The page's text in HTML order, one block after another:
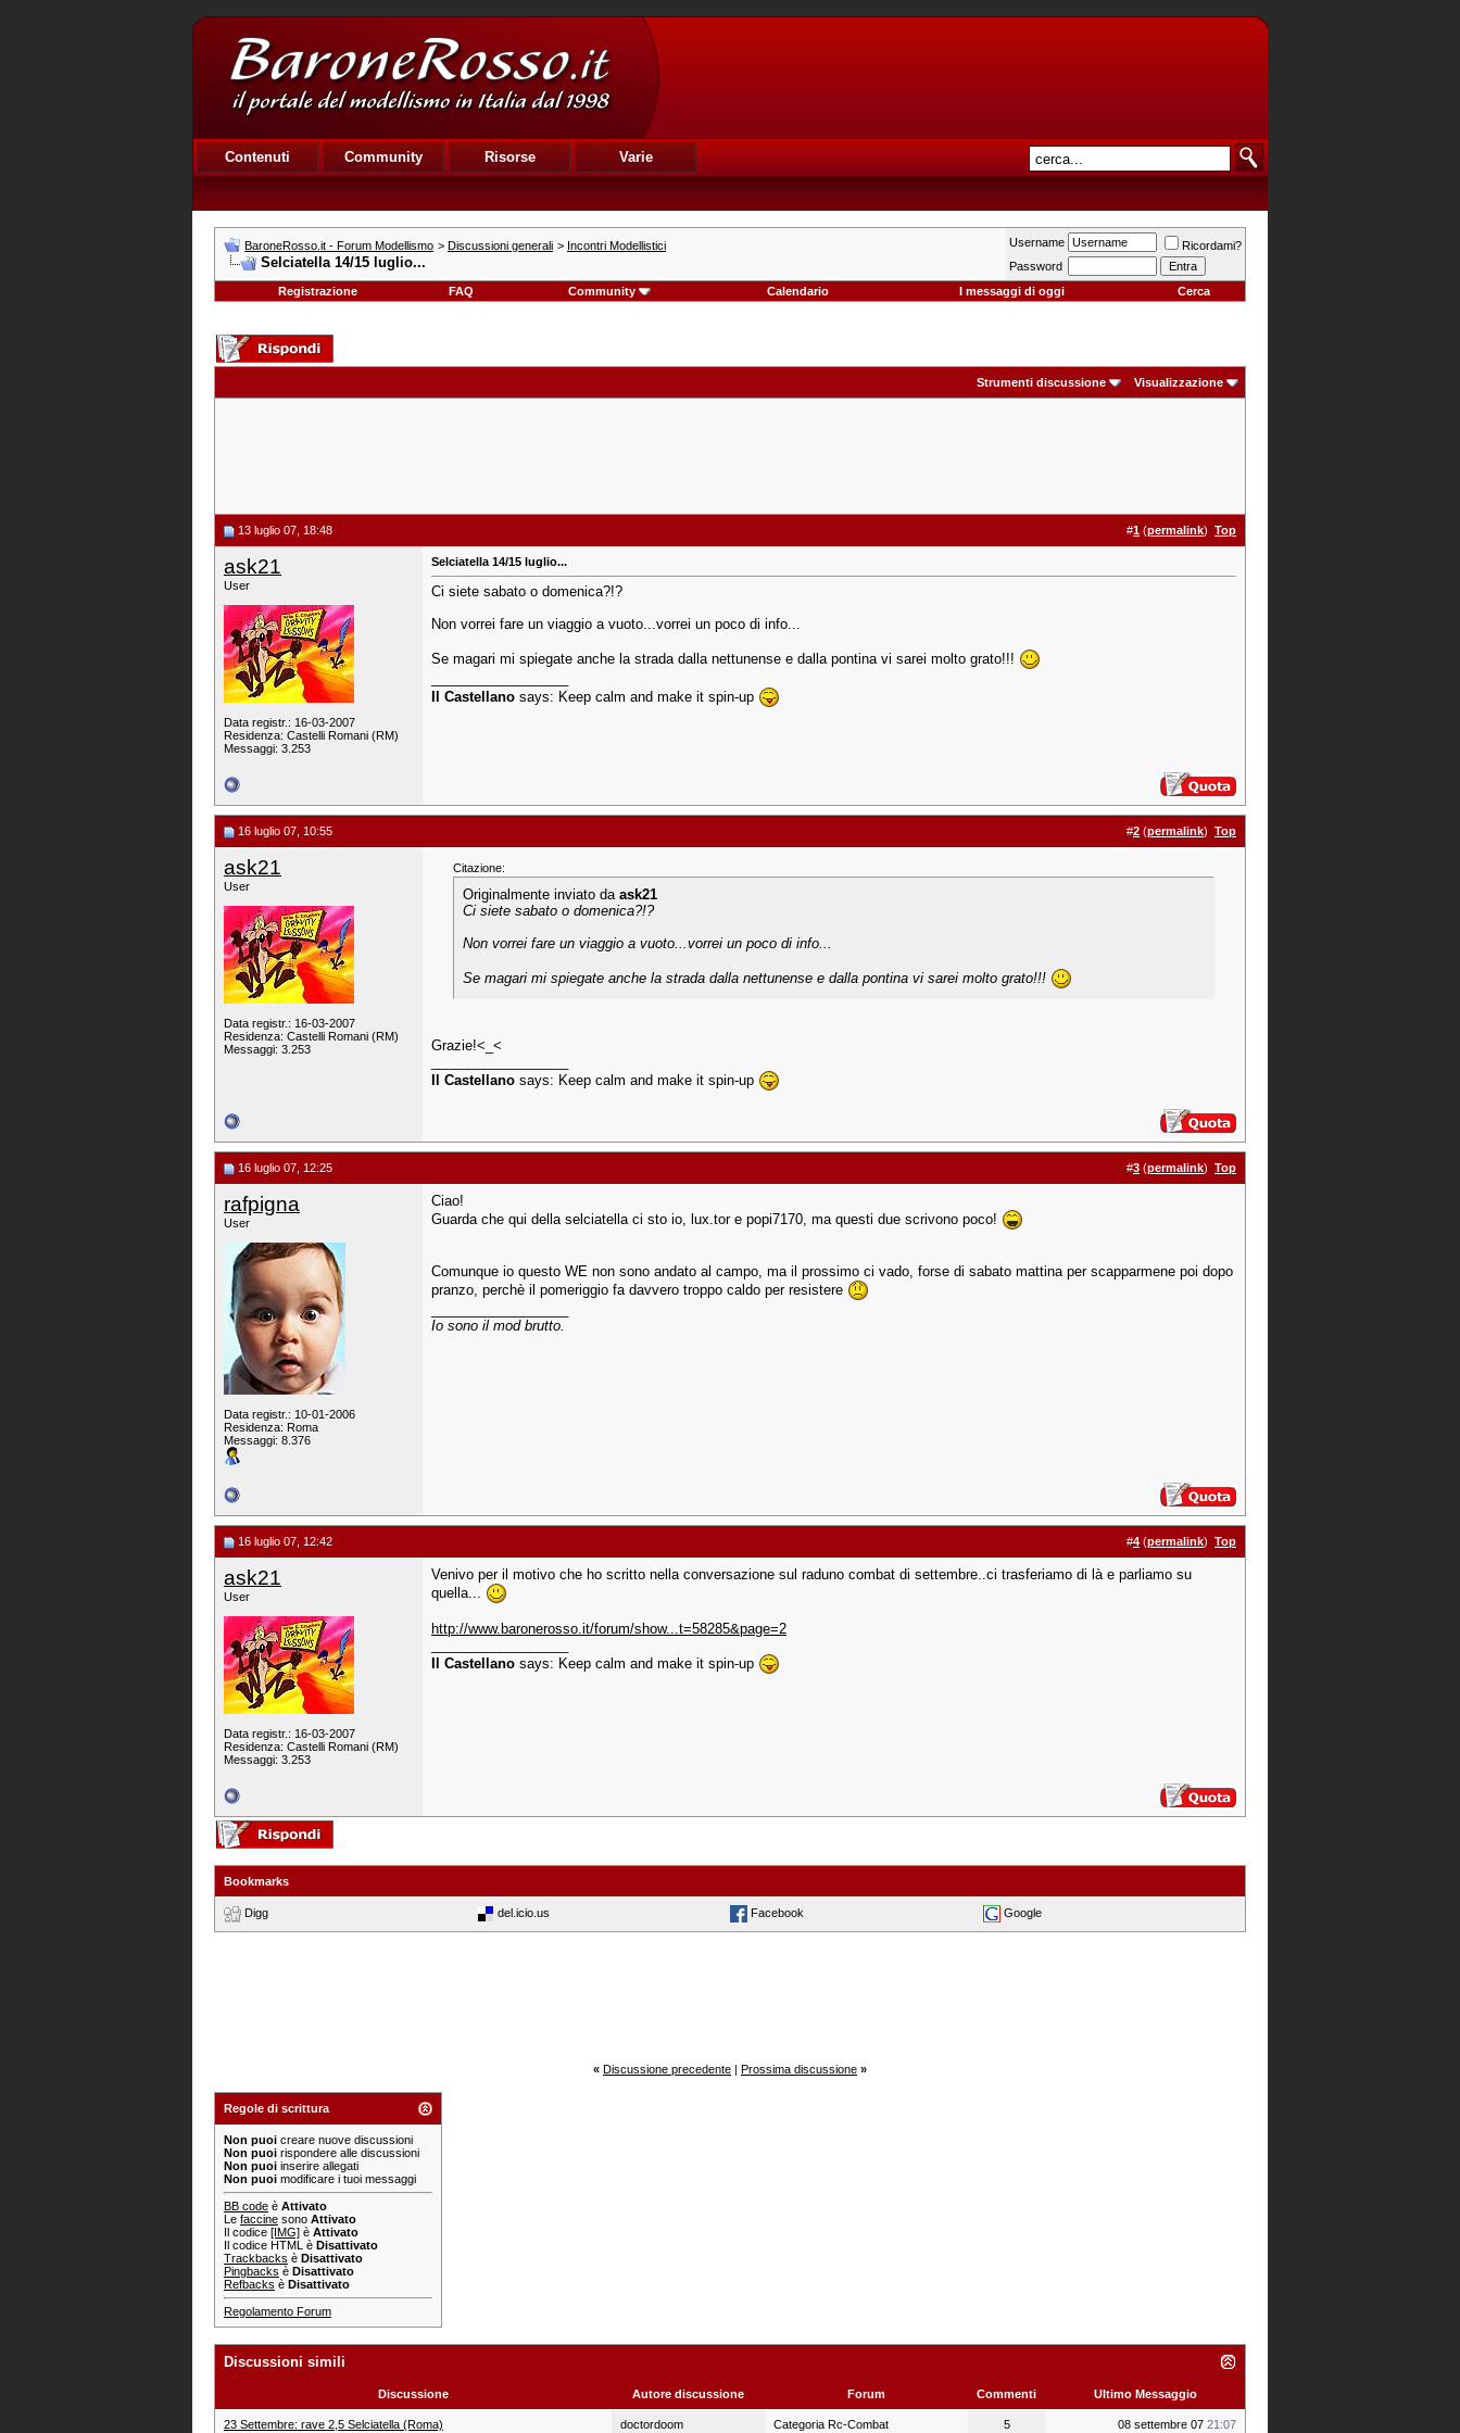
Contenuti Community Risorse Varie
BaroneRosso.it - Forum Modellismo > Discussioni generali > Incontri Modellistici
Selciatella 14/15 luglio...
Username
Ricordami?
Password
Registrazione
FAQ Community Calendario I messaggi di oggi Cerca
Strumenti discussione Visualizzazione
13 luglio 07, 18:48 #1 (permalink) Top
ask21
User
Data registr.: 16-03-2007
Residenza: Castelli Romani (RM)
Messaggi: 3.253
Selciatella 14/15 luglio...
Ci siete sabato o domenica?!?
Non vorrei fare un viaggio a vuoto...vorrei un poco di info...
Se magari mi spiegate anche la strada dalla nettunense e dalla pontina vi sarei molto grato!!!
Il Castellano says: Keep calm and make it spin-up
16 luglio 07, 10:55 #2 (permalink) Top
ask21
User
Data registr.: 16-03-2007
Residenza: Castelli Romani (RM)
Messaggi: 3.253
Citazione:
Originalmente inviato da ask21
Ci siete sabato o domenica?!?
Non vorrei fare un viaggio a vuoto...vorrei un poco di info...
Se magari mi spiegate anche la strada dalla nettunense e dalla pontina vi sarei molto grato!!!
Grazie!<_<
Il Castellano says: Keep calm and make it spin-up
16 luglio 07, 12:25 #3 (permalink) Top
rafpigna
User
Data registr.: 10-01-2006
Residenza: Roma
Messaggi: 8.376
Ciao!
Guarda che qui della selciatella ci sto io, lux.tor e popi7170, ma questi due scrivono poco!
Comunque io questo WE non sono andato al campo, ma il prossimo ci vado, forse di sabato mattina per scapparmene poi dopo
pranzo, perchè il pomeriggio fa davvero troppo caldo per resistere
Io sono il mod brutto.
16 luglio 07, 12:42 #4 (permalink) Top
ask21
User
Data registr.: 16-03-2007
Residenza: Castelli Romani (RM)
Messaggi: 3.253
Venivo per il motivo che ho scritto nella conversazione sul raduno combat di settembre..ci trasferiamo di là e parliamo su
quella...
http://www.baronerosso.it/forum/show...t=58285&page=2
Il Castellano says: Keep calm and make it spin-up
Bookmarks
Digg del.icio.us Facebook Google
« Discussione precedente | Prossima discussione »
Regole di scrittura
Non puoi creare nuove discussioni
Non puoi rispondere alle discussioni
Non puoi inserire allegati
Non puoi modificare i tuoi messaggi
BB code è Attivato
Le faccine sono Attivato
Il codice [IMG] è Attivato
Il codice HTML è Disattivato
Trackbacks è Disattivato
Pingbacks è Disattivato
Refbacks è Disattivato
Regolamento Forum
Discussioni simili
Discussione Autore discussione Forum Commenti Ultimo Messaggio
23 Settembre: rave 2,5 Selciatella (Roma) doctordoom Categoria Rc-Combat 5 08 settembre 07 21:07